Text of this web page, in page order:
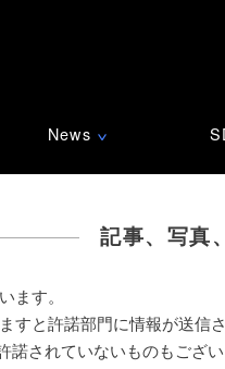
News ∨
記事、写真
ます。
すと許諾部門に情報が送信
諾されていないものもござ